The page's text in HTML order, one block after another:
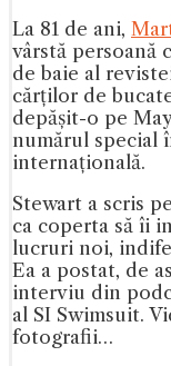
La 81 de ani,
vârstă persoană
de baie al
cărților de
depășit-o pe
numărul special
internațională.
Stewart a scris
ca coperta să îi
lucruri noi,
Ea a postat, de
interviu din
al SI Swimsuit.
fotografii…